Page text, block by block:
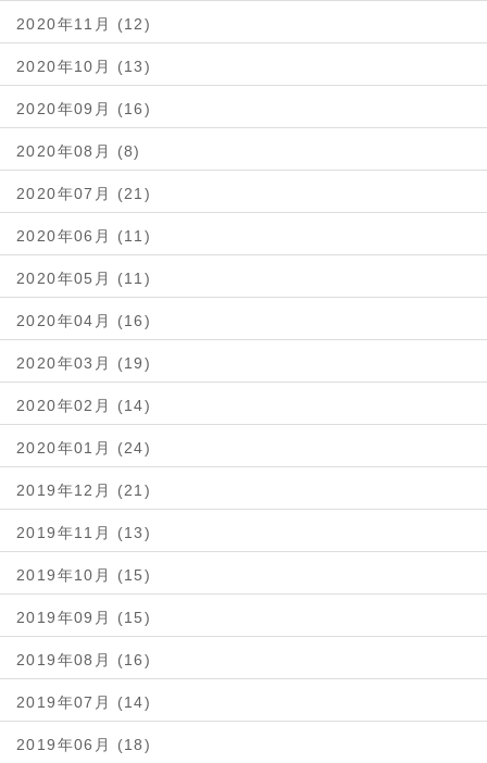
2020年11月 (12)
2020年10月 (13)
2020年09月 (16)
2020年08月 (8)
2020年07月 (21)
2020年06月 (11)
2020年05月 (11)
2020年04月 (16)
2020年03月 (19)
2020年02月 (14)
2020年01月 (24)
2019年12月 (21)
2019年11月 (13)
2019年10月 (15)
2019年09月 (15)
2019年08月 (16)
2019年07月 (14)
2019年06月 (18)